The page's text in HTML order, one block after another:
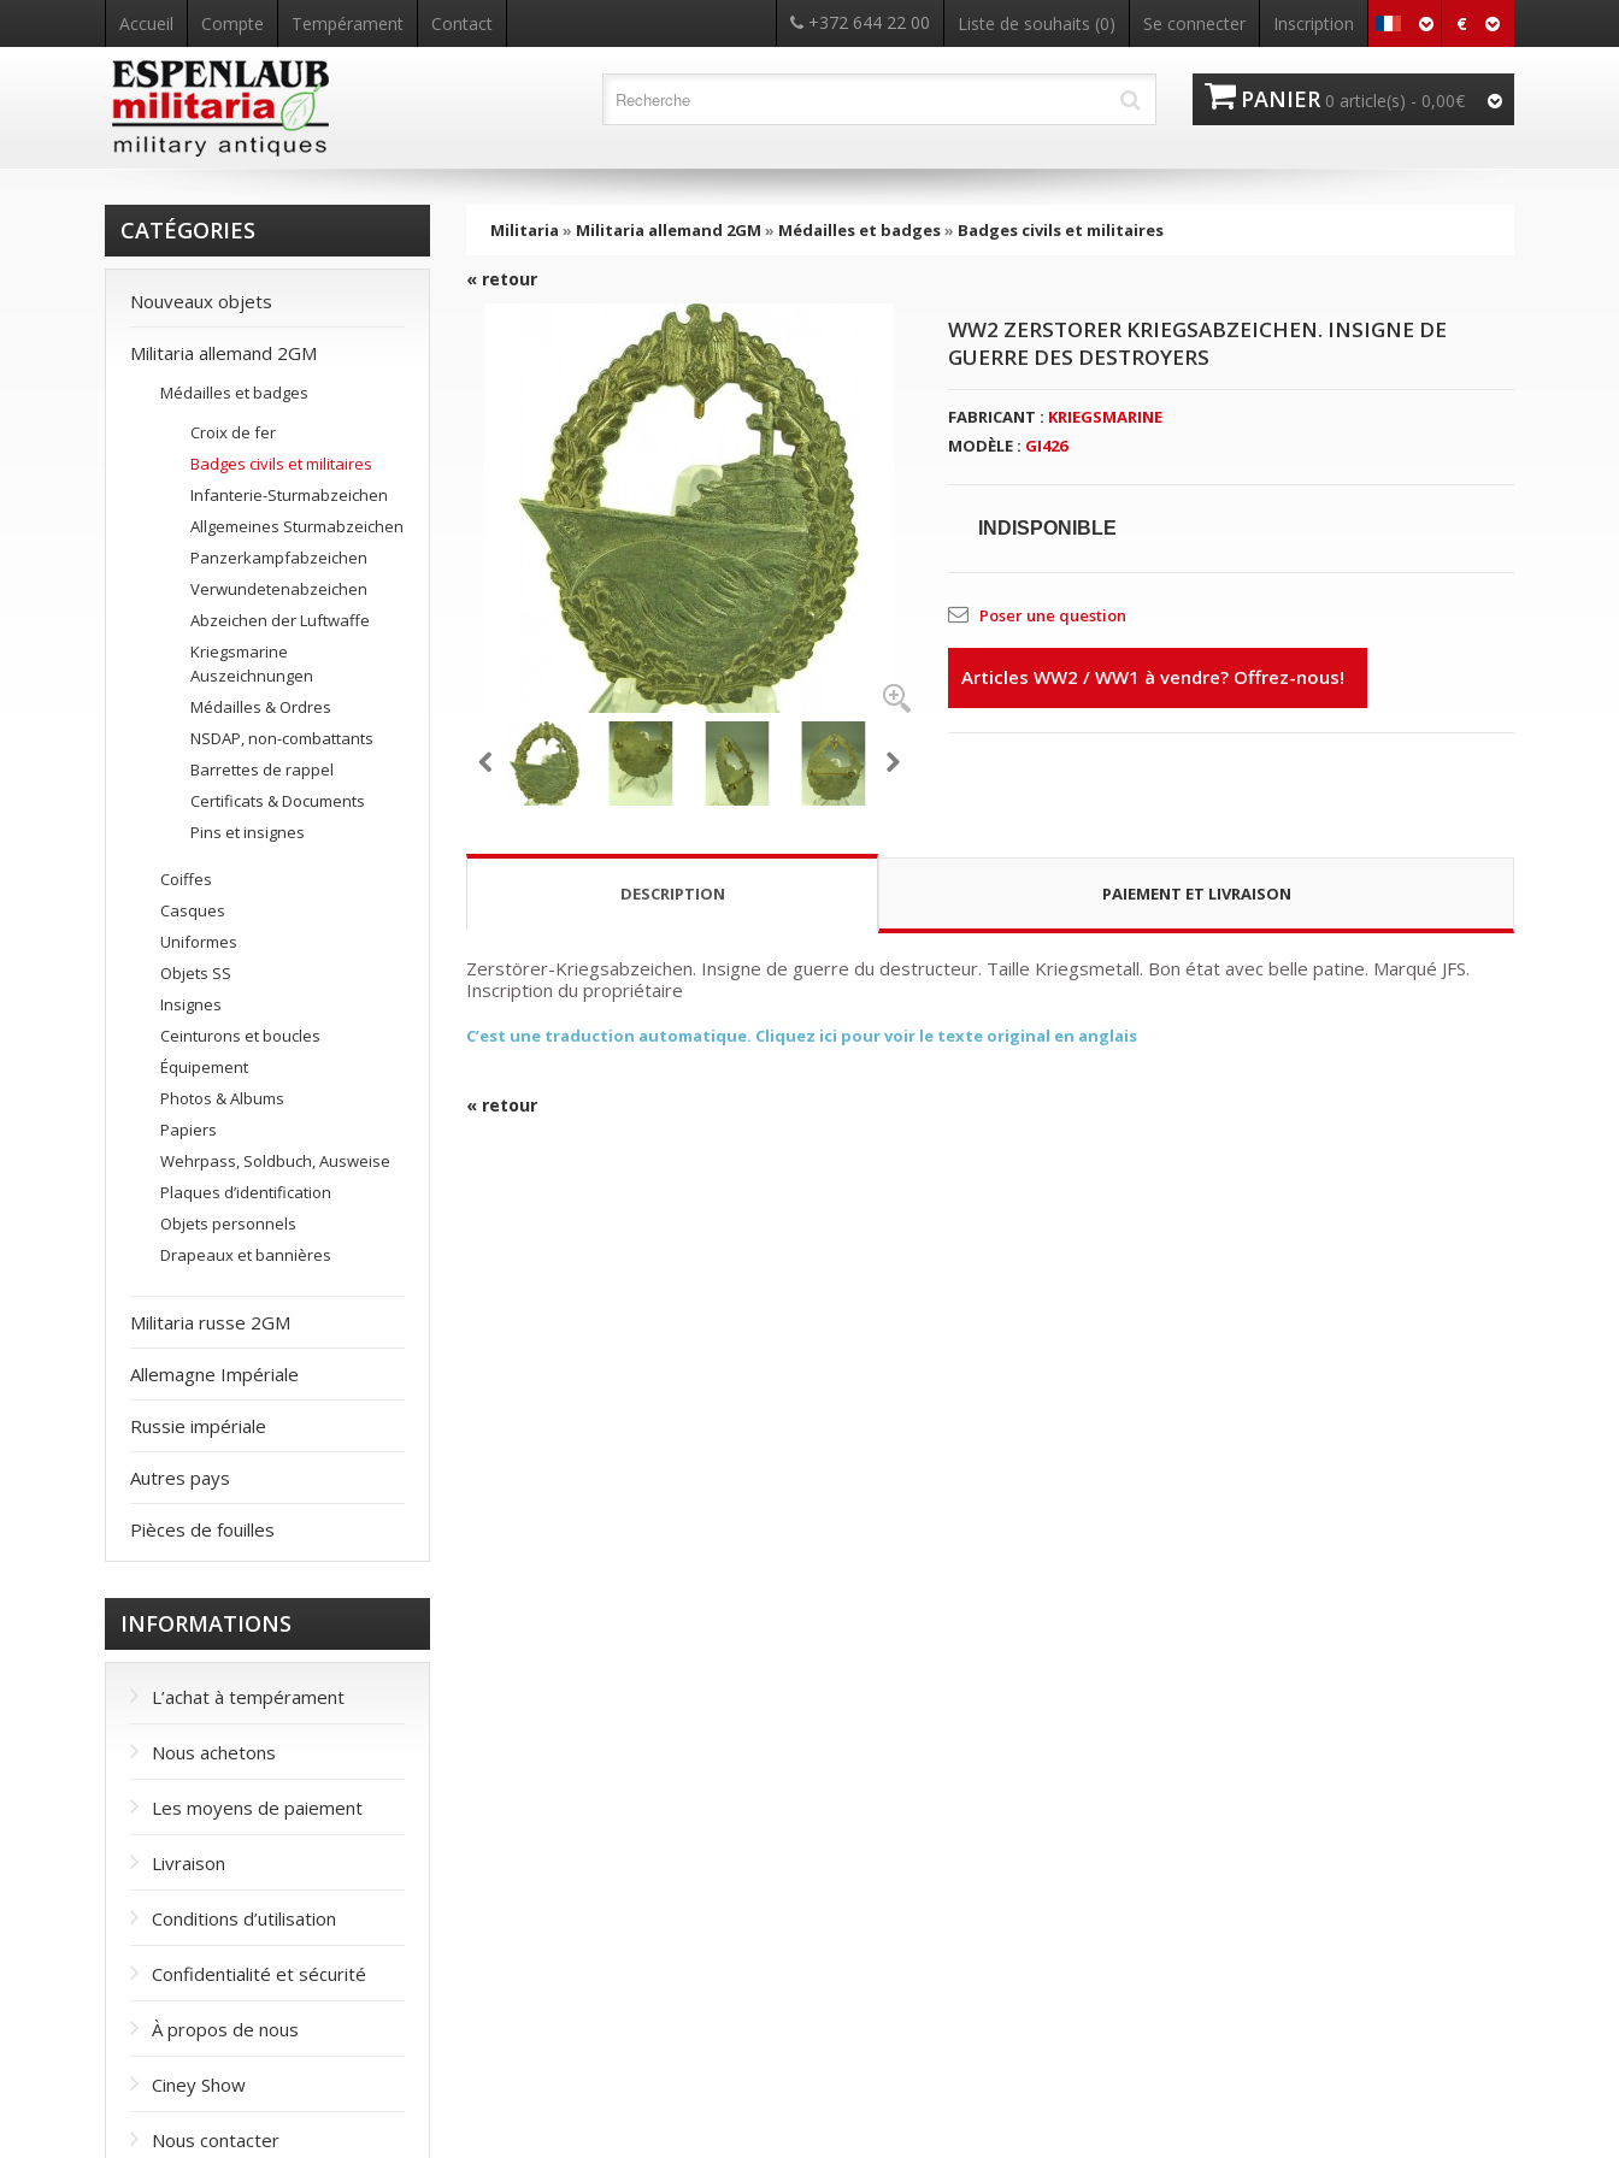
€
Accueil Compte Tempérament Contact +372 644 22 00 Liste de souhaits (0) Se connecter Inscription
PANIER 0 article(s) - 0,00€
Militaria » Militaria allemand 2GM » Médailles et badges» Badges civils et militaires
« retour
WW2 ZERSTORER KRIEGSABZEICHEN. INSIGNE DE
GUERRE DES DESTROYERS
FABRICANT : KRIEGSMARINE
MODÈLE : GI426
INDISPONIBLE
Poser une question
Articles WW2 / WW1 à vendre? Offrez-nous!
DESCRIPTION PAIEMENT ET LIVRAISON
Zerstörer-Kriegsabzeichen. Insigne de guerre du destructeur. Taille Kriegsmetall. Bon état avec belle patine. Marqué JFS.
Inscription du propriétaire
C’est une traduction automatique. Cliquez ici pour voir le texte original en anglais
« retour
CATÉGORIES
Nouveaux objets
Militaria allemand 2GM
Médailles et badges
Croix de fer
Badges civils et militaires
Infanterie-Sturmabzeichen
Allgemeines Sturmabzeichen
Panzerkampfabzeichen
Verwundetenabzeichen
Abzeichen der Luftwaffe
Kriegsmarine
Auszeichnungen
Médailles & Ordres
NSDAP, non-combattants
Barrettes de rappel
Certificats & Documents
Pins et insignes
Coiffes
Casques
Uniformes
Objets SS
Insignes
Ceinturons et boucles
Équipement
Photos & Albums
Papiers
Wehrpass, Soldbuch, Ausweise
Plaques d’identification
Objets personnels
Drapeaux et bannières
Militaria russe 2GM
Allemagne Impériale
Russie impériale
Autres pays
Pièces de fouilles
INFORMATIONS
L’achat à tempérament
Nous achetons
Les moyens de paiement
Livraison
Conditions d’utilisation
Confidentialité et sécurité
À propos de nous
Ciney Show
Nous contacter